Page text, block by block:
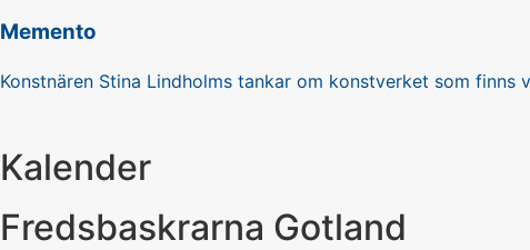
Memento
Konstnären Stina Lindholms tankar om konstverket som
Kalender
Fredsbaskrarna Gotland